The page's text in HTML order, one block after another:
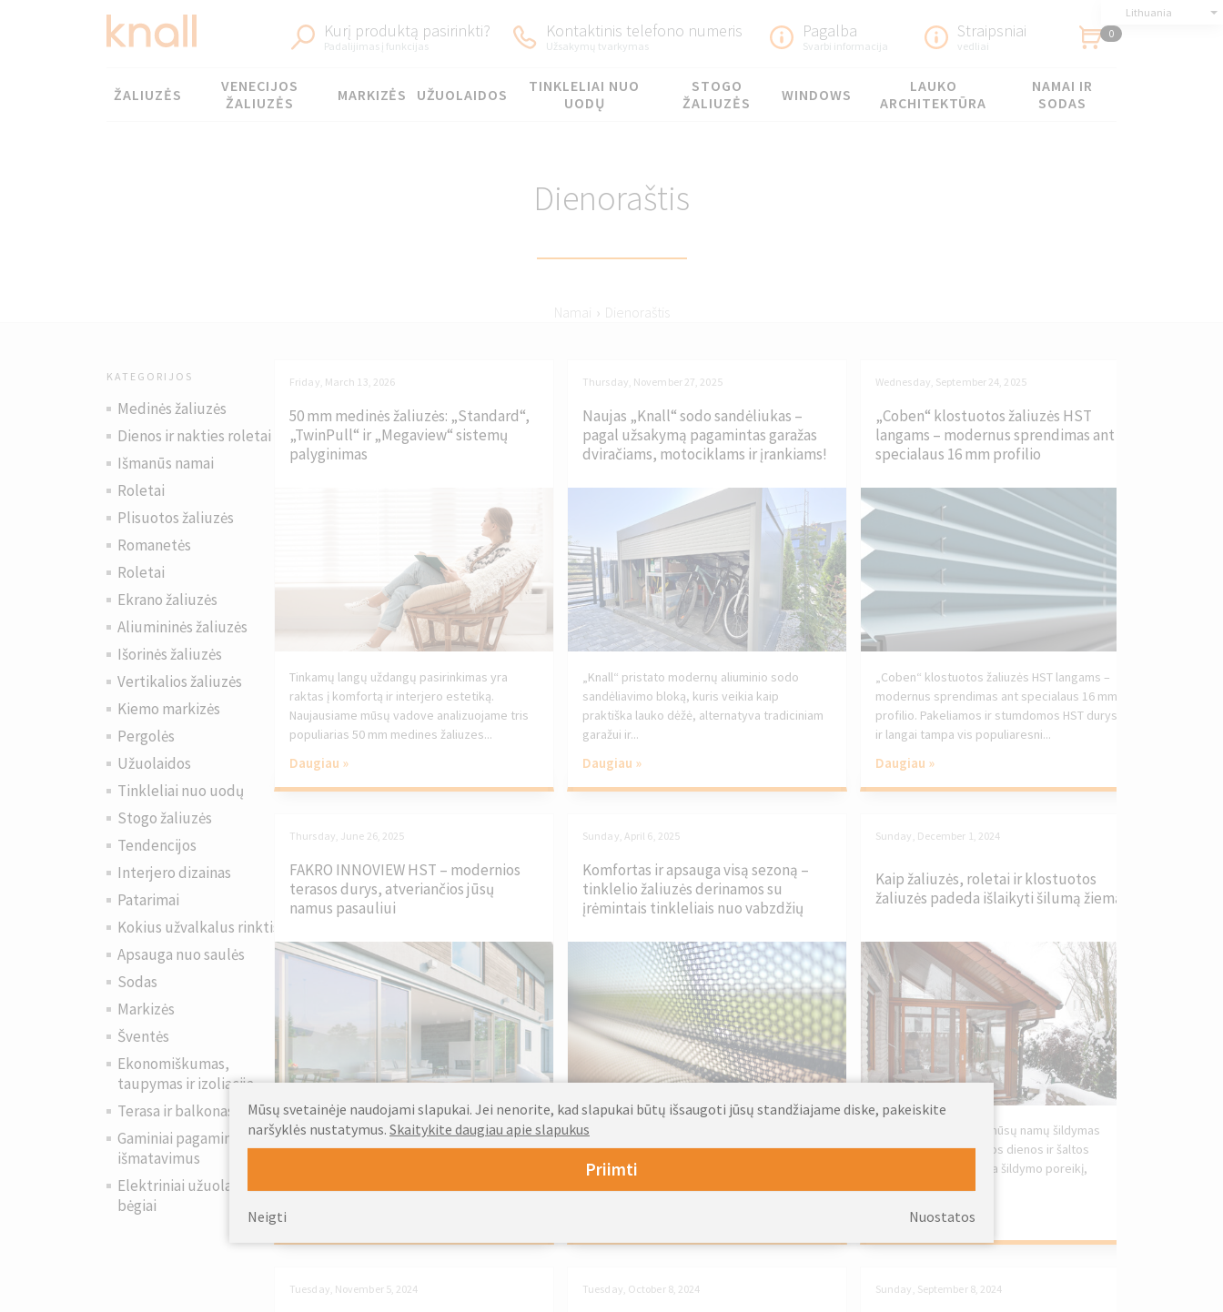
Lithuania
Kurį produktą pasirinkti?
Padalijimas į funkcijas
Kontaktinis telefono numeris
Užsakymų tvarkymas
Pagalba
Svarbi informacija
Straipsniai
vedliai
0
Meniu
ŽALIUZĖS
VENECIJOS
ŽALIUZĖS
MARKIZĖS UŽUOLAIDOS
TINKLELIAI NUO
UODŲ
STOGO
ŽALIUZĖS
WINDOWS
LAUKO
ARCHITEKTŪRA
NAMAI IR
SODAS
Dienoraštis
Namai › Dienoraštis
KATEGORIJOS
Medinės žaliuzės
Dienos ir nakties roletai
Išmanūs namai
Roletai
Plisuotos žaliuzės
Romanetės
Roletai
Ekrano žaliuzės
Aliumininės žaliuzės
Išorinės žaliuzės
Vertikalios žaliuzės
Kiemo markizės
Pergolės
Užuolaidos
Tinkleliai nuo uodų
Stogo žaliuzės
Tendencijos
Interjero dizainas
Patarimai
Kokius užvalkalus rinktis?
Apsauga nuo saulės
Sodas
Markizės
Šventės
Ekonomiškumas,
taupymas ir izoliacija
Terasa ir balkonas
Gaminiai pagaminti pagal
išmatavimus
Elektriniai užuolaidų
bėgiai
Friday, March 13, 2026
50 mm medinės žaliuzės: „Standard“,
„TwinPull“ ir „Megaview“ sistemų
palyginimas
Tinkamų langų uždangų pasirinkimas yra
raktas į komfortą ir interjero estetiką.
Naujausiame mūsų vadove analizuojame tris
populiarias 50 mm medines žaliuzes...
Daugiau »
Thursday, November 27, 2025
Naujas „Knall“ sodo sandėliukas –
pagal užsakymą pagamintas garažas
dviračiams, motociklams ir įrankiams!
„Knall“ pristato modernų aliuminio sodo
sandėliavimo bloką, kuris veikia kaip
praktiška lauko dėžė, alternatyva tradiciniam
garažui ir...
Daugiau »
Wednesday, September 24, 2025
„Coben“ klostuotos žaliuzės HST
langams – modernus sprendimas ant
specialaus 16 mm profilio
„Coben“ klostuotos žaliuzės HST langams –
modernus sprendimas ant specialaus 16 mm
profilio. Pakeliamos ir stumdomos HST durys
ir langai tampa vis populiaresni...
Daugiau »
Thursday, June 26, 2025
FAKRO INNOVIEW HST – modernios
terasos durys, atveriančios jūsų
namus pasauliui
Šiuolaikinė architektūra orientuota į erdvę,
šviesą ir sklandų vidaus bei lauko sujungimą.
elegantiška...
Sunday, April 6, 2025
Komfortas ir apsauga visą sezoną –
tinklelio žaliuzės derinamos su
įrėmintais tinkleliais nuo vabzdžių
Artėjant pavasariui ir vasarai mūsų namus vis
dažniau slegia intensyvūs saulės spinduliai,
kyla patalpų temperatūra ir... nekviesti
svečiai...
Sunday, December 1, 2024
Kaip žaliuzės, roletai ir klostuotos
žaliuzės padeda išlaikyti šilumą žiemą
Žiema yra laikas, kai mūsų namų šildymas
tampa prioritetu. Šaltos dienos ir šaltos
naktys dažnai padidina šildymo poreikį,
todėl...
Daugiau »
Tuesday, November 5, 2024 Tuesday, October 8, 2024 Sunday, September 8, 2024
Mūsų svetainėje naudojami slapukai. Jei nenorite, kad slapukai būtų išsaugoti jūsų standžiajame diske, pakeiskite
naršyklės nustatymus. Skaitykite daugiau apie slapukus
Priimti
Nuostatos
Neigti